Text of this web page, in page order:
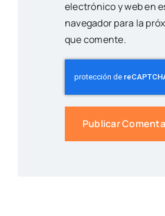
electrónico y web en
navegador para la
que comente.